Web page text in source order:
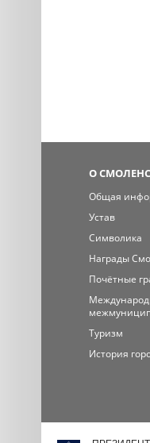
О
Общая
Устав
Символика
Награды
Почётные
Туризм
История